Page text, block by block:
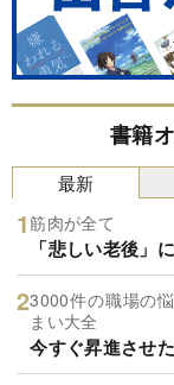
書籍
最新
筋肉が全て
「悲しい老後」
3000件の職場の
まい大全
今すぐ昇進させ